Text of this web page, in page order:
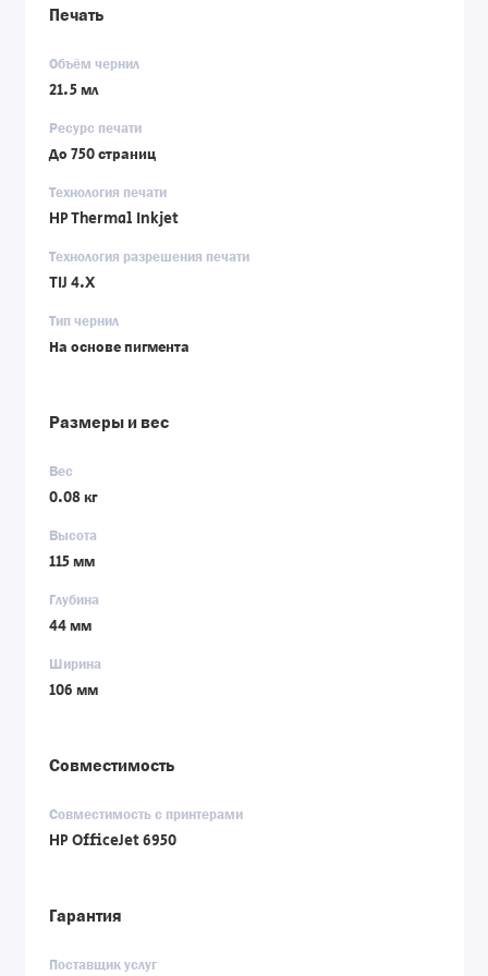
Печать
Объём чернил
21.5 мл
Ресурс печати
До 750 страниц
Технология печати
HP Thermal Inkjet
Технология разрешения печати
TIJ 4.X
Тип чернил
На основе пигмента
Размеры и вес
Вес
0.08 кг
Высота
115 мм
Глубина
44 мм
Ширина
106 мм
Совместимость
Совместимость с принтерами
HP OfficeJet 6950
Гарантия
Поставщик услуг